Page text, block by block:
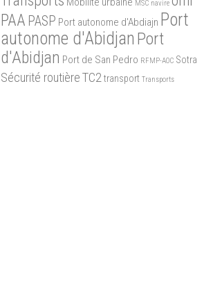
MSC navire
PAA PASP Port autonome d'Abdiajn Port
autonome d'Abidjan Port
d'Abidjan Port de San Pedro RFMP-AOC Sotra
Sécurité routièreTC2 transport Transports